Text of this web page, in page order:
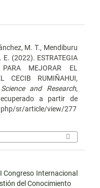
M. T., Mendiburu
(2022). ESTRATEGIA
MEJORAR EL
CECIB RUMIÑAHUI,
and Research,
a partir de
sr/article/view/277
Congreso Internacional
del Conocimiento